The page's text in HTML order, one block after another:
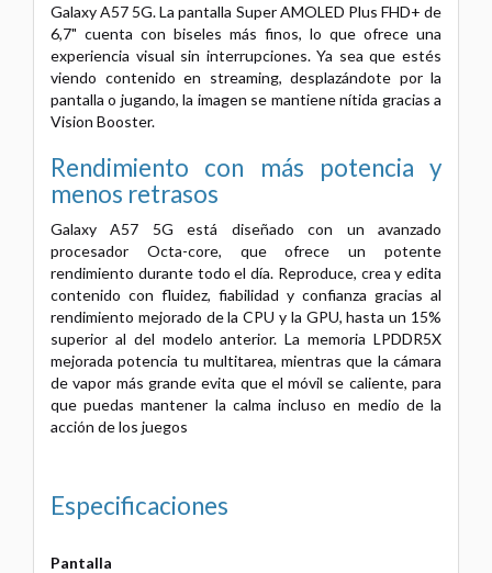
Galaxy A57 5G. La pantalla Super AMOLED Plus FHD+ de
6,7" cuenta con biseles más finos, lo que ofrece una
experiencia visual sin interrupciones. Ya sea que estés
viendo contenido en streaming, desplazándote por la
pantalla o jugando, la imagen se mantiene nítida gracias a
Vision Booster.
Rendimiento con más potencia y
menos retrasos
Galaxy A57 5G está diseñado con un avanzado
procesador Octa-core, que ofrece un potente
rendimiento durante todo el día. Reproduce, crea y edita
contenido con fluidez, fiabilidad y confianza gracias al
rendimiento mejorado de la CPU y la GPU, hasta un 15%
superior al del modelo anterior. La memoria LPDDR5X
mejorada potencia tu multitarea, mientras que la cámara
de vapor más grande evita que el móvil se caliente, para
que puedas mantener la calma incluso en medio de la
acción de los juegos
Especificaciones
Pantalla